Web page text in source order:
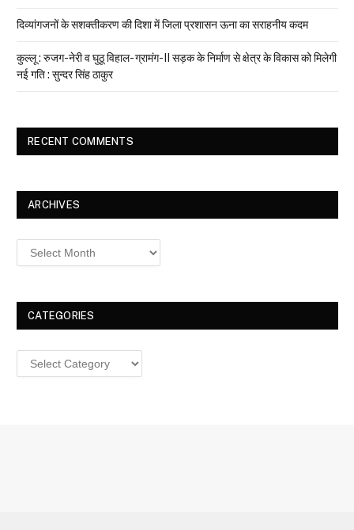
दिव्यांगजनों के सशक्तीकरण की दिशा में जिला प्रशासन ऊना का सराहनीय कदम
कुल्लू : रुजग-नेरी व घुठू विहाल- ग्रामंग-II सड़क के निर्माण से क्षेत्र के विकास को मिलेगी
नई गति : सुन्दर सिंह ठाकुर
RECENT COMMENTS
ARCHIVES
Archives
CATEGORIES
Categories